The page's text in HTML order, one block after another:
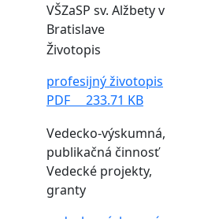
VŠZaSP sv. Alžbety v
Bratislave
Životopis
profesijný životopis
PDF 233.71 KB
Vedecko-výskumná,
publikačná činnosť
Vedecké projekty,
granty